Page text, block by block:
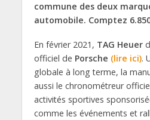
commune des deux
automobile. Comptez
En février 2021, TAG Heuer
officiel de Porsche (lire ici).
globale à long terme, la
aussi le chronométreur
activités sportives
comme les événements et